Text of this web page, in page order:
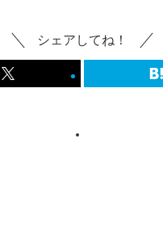
シェアしてね！